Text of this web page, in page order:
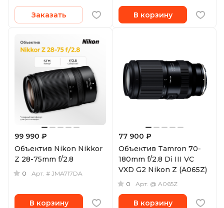
Заказать В корзину
99 990 ₽
Объектив Nikon Nikkor
Z 28-75mm f/2.8
0 Арт. # JMA717DA
В корзину
77 900 ₽
Объектив Tamron 70-
180mm f/2.8 Di III VC
VXD G2 Nikon Z (A065Z)
0 Арт. @ A065Z
В корзину